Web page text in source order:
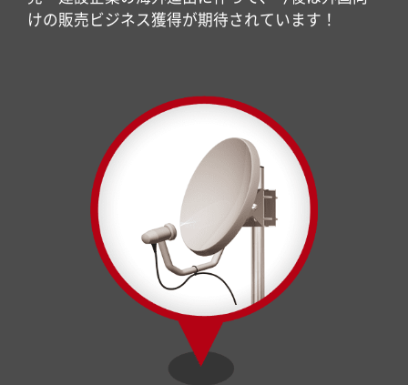
けの販売ビジネス獲得が期待されています！